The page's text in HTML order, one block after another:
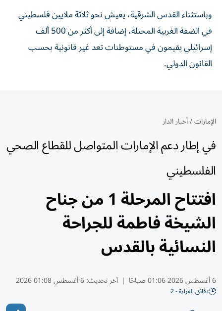
وباستثناء القدس الشرقية، يعيش نحو ثلاثة ملايين فلسطيني
في الضفة الغربية المحتلة، إضافة إلى أكثر من 500 ألف
إسرائيلي يقيمون في مستوطنات تعد غير قانونية بحسب
القانون الدولي.
الإمارات/أخبار الدار
في إطار دعم الإمارات المتواصل للقطاع الصحي
الفلسطيني
افتتاح المرحلة 1 من جناح
الشيخة فاطمة للجراحة
النسائية بالقدس
6 أغسطس 2026 01:06 صباحًا | آخر تحديث:6 أغسطس 01:08 2026
دقائق القراءة - 2